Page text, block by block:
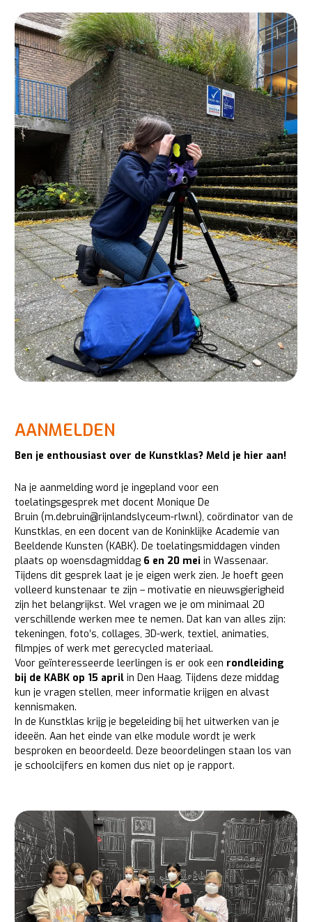
AANMELDEN
Ben je enthousiast over de Kunstklas? Meld je hier aan!
Na je aanmelding word je ingepland voor een
toelatingsgesprek met docent Monique De
Bruin (m.debruin@rijnlandslyceum-rlw.nl), coördinator van de
Kunstklas, en een docent van de Koninklijke Academie van
Beeldende Kunsten (KABK). De toelatingsmiddagen vinden
plaats op woensdagmiddag 6 en 20 mei in Wassenaar.
Tijdens dit gesprek laat je je eigen werk zien. Je hoeft geen
volleerd kunstenaar te zijn – motivatie en nieuwsgierigheid
zijn het belangrijkst. Wel vragen we je om minimaal 20
verschillende werken mee te nemen. Dat kan van alles zijn:
tekeningen, foto’s, collages, 3D-werk, textiel, animaties,
filmpjes of werk met gerecycled materiaal.
Voor geïnteresseerde leerlingen is er ook een rondleiding
bij de KABK op 15 april in Den Haag. Tijdens deze middag
kun je vragen stellen, meer informatie krijgen en alvast
kennismaken.
In de Kunstklas krijg je begeleiding bij het uitwerken van je
ideeën. Aan het einde van elke module wordt je werk
besproken en beoordeeld. Deze beoordelingen staan los van
je schoolcijfers en komen dus niet op je rapport.